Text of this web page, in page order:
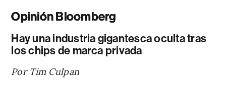
Opinión Bloomberg
Hay una industria gigantesca oculta tras
los chips de marca privada
Por Tim Culpan